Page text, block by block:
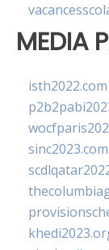
MEDIA
isth2022.com
sinc2023.com